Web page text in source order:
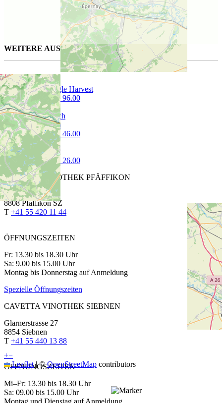
+−
Leaflet |©OpenStreetMap contributors
WEITERE AUSGESUCHTE WEINE FÜR SIE
Sercial Single Harvest
75 cl | CHF 96.00
Primordium
75 cl | CHF 46.00
Phantom
75 cl | CHF 26.00
CAVETTA VINOTHEK PFÄFFIKON
Churerstrasse 64
8808 Pfäffikon SZ
T +41 55 420 11 44
ÖFFNUNGSZEITEN
Fr: 13.30 bis 18.30 Uhr
Sa: 9.00 bis 15.00 Uhr
Montag bis Donnerstag auf Anmeldung
Spezielle Öffnungszeiten
CAVETTA VINOTHEK SIEBNEN
Glarnerstrasse 27
8854 Siebnen
T +41 55 440 13 88
ÖFFNUNGSZEITEN
Mi–Fr: 13.30 bis 18.30 Uhr
Sa: 09.00 bis 15.00 Uhr